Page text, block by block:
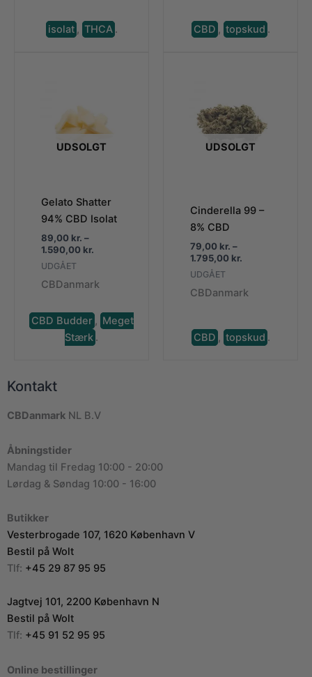
isolat , THCA . CBD , topskud .
UDSOLGT
Gelato Shatter
94% CBD Isolat
89,00 kr. –
1.590,00 kr.Prisinterval:
1.590,00 kr.
UDGÅET
CBDanmark
CBD Budder , Meget
Stærk .
UDSOLGT
Cinderella 99 –
8% CBD
79,00 kr. –
1.795,00 kr.Prisinterval:
1.795,00 kr.
UDGÅET
CBDanmark
CBD , topskud .
Kontakt
CBDanmark NL B.V
Åbningstider
Mandag til Fredag 10:00 - 20:00
Lørdag & Søndag 10:00 - 16:00
Butikker
Vesterbrogade 107, 1620 København V
Bestil på Wolt
Tlf: +45 29 87 95 95
Jagtvej 101, 2200 København N
Bestil på Wolt
Tlf: +45 91 52 95 95
Online bestillinger